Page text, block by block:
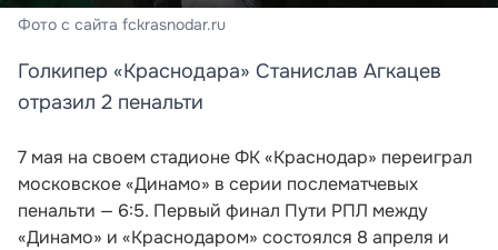
Фото с сайта fckrasnodar.ru
Голкипер «Краснодара» Станислав Агкацев
отразил 2 пенальти
7 мая на своем стадионе ФК «Краснодар» переиграл
московское «Динамо» в серии послематчевых
пенальти — 6:5. Первый финал Пути РПЛ между
«Динамо» и «Краснодаром» состоялся 8 апреля и